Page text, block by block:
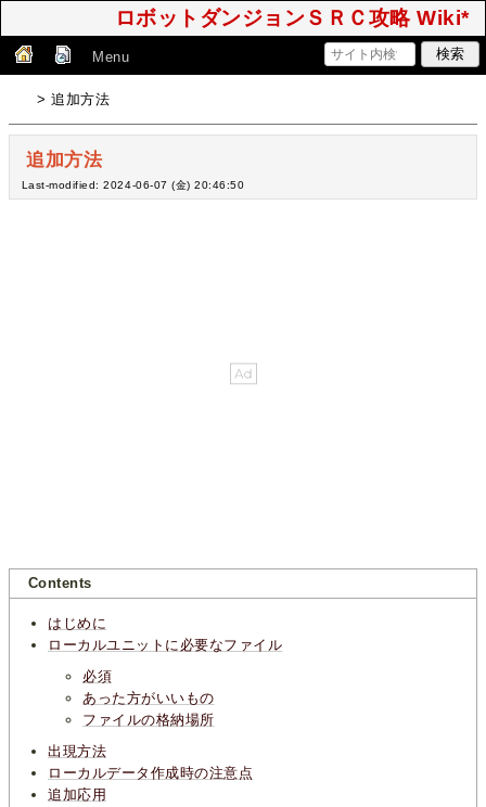
ロボットダンジョンＳＲＣ攻略 Wiki*
Menu
> 追加方法
追加方法
Last-modified: 2024-06-07 (金) 20:46:50
Contents
はじめに
ローカルユニットに必要なファイル
必須
あった方がいいもの
ファイルの格納場所
出現方法
ローカルデータ作成時の注意点
追加応用